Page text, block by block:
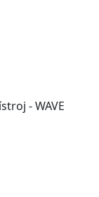
- WAVE